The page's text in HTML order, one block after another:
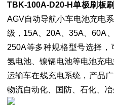
TBK-100A-D20-H单极刷板
AGV自动导航小车电池充电
级，15A、20A、35A、60A
250A等多种规格型号选择
氢电池、镍镉电池等电池充
运输车在线充电系统，产品
物流自动化、国防、石化、